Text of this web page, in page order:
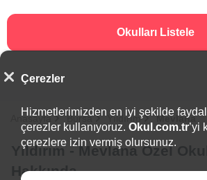
Okulları Listele
Anasayfa Bursa Yıldırım Mevlana
Yıldırım - Mevlana Özel
Hakkında
Çerezler
Hizmetlerimizden en iyi şekilde
çerezler kullanıyoruz. Okul.com.tr’yi
çerezlere izin vermiş olursunuz.